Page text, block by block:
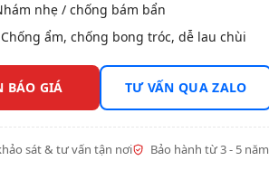
nhẹ / chống bám bẩn
Chống ẩm, chống bong tróc, dễ lau chùi
BÁO GIÁ TƯ VẤN QUA ZALO
sát & tư vấn tận nơi Bảo hành từ 3 - 5 năm